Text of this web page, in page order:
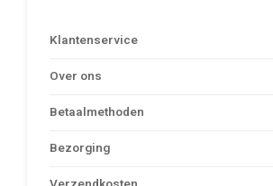
Klantenservice
Over ons
Betaalmethoden
Bezorging